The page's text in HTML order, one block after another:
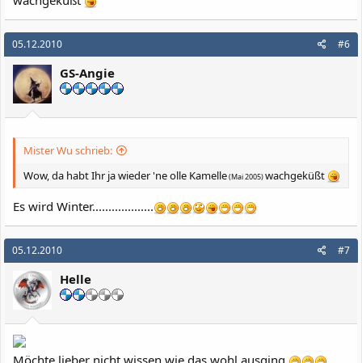
05.12.2010 #6
GS-Angie
Mister Wu schrieb:
Wow, da habt Ihr ja wieder 'ne olle Kamelle(Mai 2005)wachgeküßt
Es wird Winter...................
05.12.2010 #7
Helle
Möchte lieber nicht wissen wie das wohl ausging